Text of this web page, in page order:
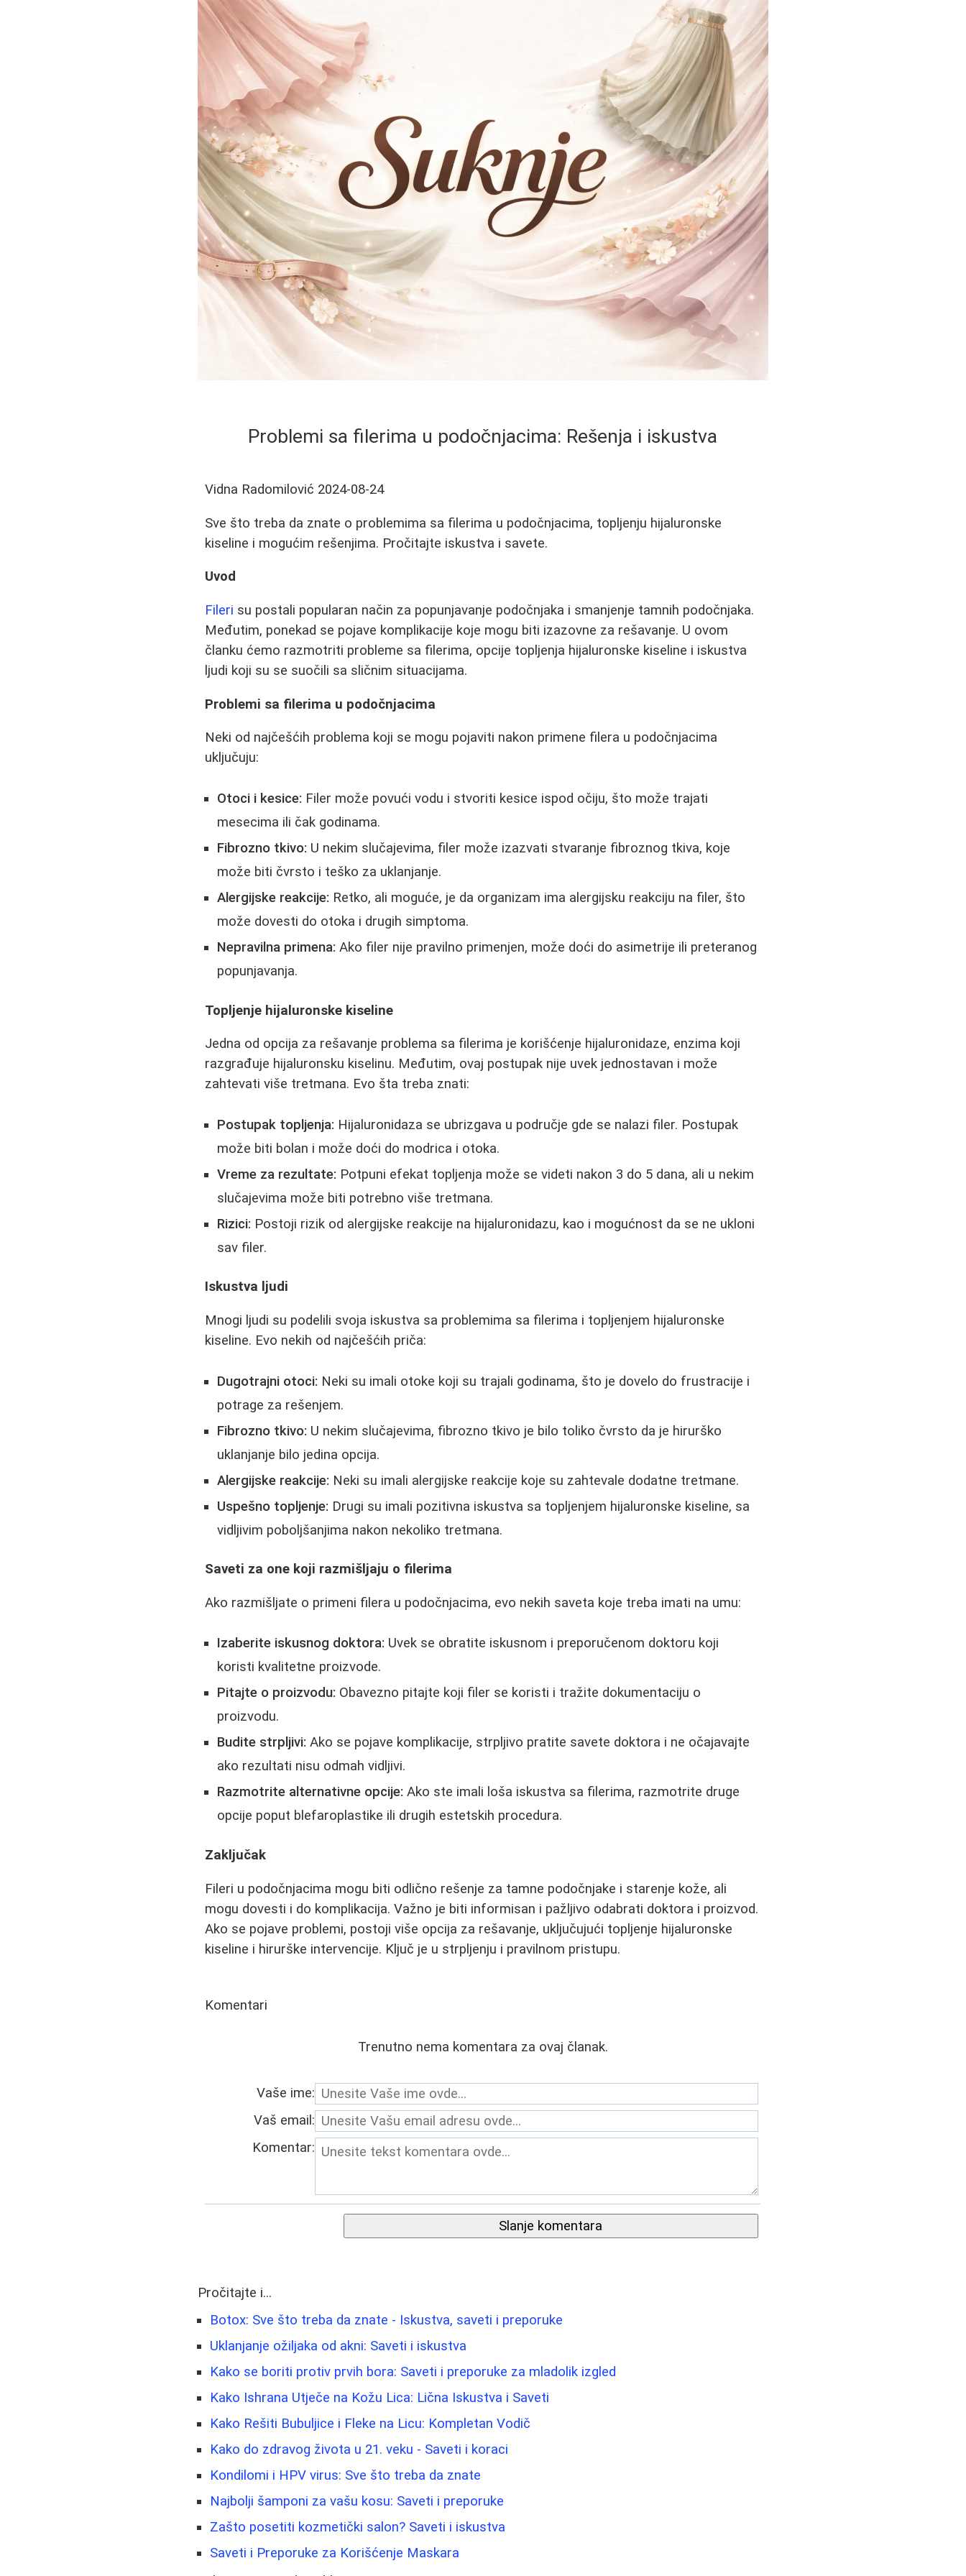
Problemi sa filerima u podočnjacima: Rešenja i iskustva
Vidna Radomilović 2024-08-24
Sve što treba da znate o problemima sa filerima u podočnjacima, topljenju hijaluronske
kiseline i mogućim rešenjima. Pročitajte iskustva i savete.
Uvod
Fileri su postali popularan način za popunjavanje podočnjaka i smanjenje tamnih podočnjaka.
Međutim, ponekad se pojave komplikacije koje mogu biti izazovne za rešavanje. U ovom
članku ćemo razmotriti probleme sa filerima, opcije topljenja hijaluronske kiseline i iskustva
ljudi koji su se suočili sa sličnim situacijama.
Problemi sa filerima u podočnjacima
Neki od najčešćih problema koji se mogu pojaviti nakon primene filera u podočnjacima
uključuju:
Otoci i kesice: Filer može povući vodu i stvoriti kesice ispod očiju, što može trajati
mesecima ili čak godinama.
Fibrozno tkivo: U nekim slučajevima, filer može izazvati stvaranje fibroznog tkiva, koje
može biti čvrsto i teško za uklanjanje.
Alergijske reakcije: Retko, ali moguće, je da organizam ima alergijsku reakciju na filer, što
može dovesti do otoka i drugih simptoma.
Nepravilna primena: Ako filer nije pravilno primenjen, može doći do asimetrije ili preteranog
popunjavanja.
Topljenje hijaluronske kiseline
Jedna od opcija za rešavanje problema sa filerima je korišćenje hijaluronidaze, enzima koji
razgrađuje hijaluronsku kiselinu. Međutim, ovaj postupak nije uvek jednostavan i može
zahtevati više tretmana. Evo šta treba znati:
Postupak topljenja: Hijaluronidaza se ubrizgava u područje gde se nalazi filer. Postupak
može biti bolan i može doći do modrica i otoka.
Vreme za rezultate: Potpuni efekat topljenja može se videti nakon 3 do 5 dana, ali u nekim
slučajevima može biti potrebno više tretmana.
Rizici: Postoji rizik od alergijske reakcije na hijaluronidazu, kao i mogućnost da se ne ukloni
sav filer.
Iskustva ljudi
Mnogi ljudi su podelili svoja iskustva sa problemima sa filerima i topljenjem hijaluronske
kiseline. Evo nekih od najčešćih priča:
Dugotrajni otoci: Neki su imali otoke koji su trajali godinama, što je dovelo do frustracije i
potrage za rešenjem.
Fibrozno tkivo: U nekim slučajevima, fibrozno tkivo je bilo toliko čvrsto da je hirurško
uklanjanje bilo jedina opcija.
Alergijske reakcije: Neki su imali alergijske reakcije koje su zahtevale dodatne tretmane.
Uspešno topljenje: Drugi su imali pozitivna iskustva sa topljenjem hijaluronske kiseline, sa
vidljivim poboljšanjima nakon nekoliko tretmana.
Saveti za one koji razmišljaju o filerima
Ako razmišljate o primeni filera u podočnjacima, evo nekih saveta koje treba imati na umu:
Izaberite iskusnog doktora: Uvek se obratite iskusnom i preporučenom doktoru koji
koristi kvalitetne proizvode.
Pitajte o proizvodu: Obavezno pitajte koji filer se koristi i tražite dokumentaciju o
proizvodu.
Budite strpljivi: Ako se pojave komplikacije, strpljivo pratite savete doktora i ne očajavajte
ako rezultati nisu odmah vidljivi.
Razmotrite alternativne opcije: Ako ste imali loša iskustva sa filerima, razmotrite druge
opcije poput blefaroplastike ili drugih estetskih procedura.
Zaključak
Fileri u podočnjacima mogu biti odlično rešenje za tamne podočnjake i starenje kože, ali
mogu dovesti i do komplikacija. Važno je biti informisan i pažljivo odabrati doktora i proizvod.
Ako se pojave problemi, postoji više opcija za rešavanje, uključujući topljenje hijaluronske
kiseline i hirurške intervencije. Ključ je u strpljenju i pravilnom pristupu.
Komentari
Trenutno nema komentara za ovaj članak.
Vaše ime:
Vaš email:
Komentar:
Slanje komentara
Pročitajte i...
Botox: Sve što treba da znate - Iskustva, saveti i preporuke
Uklanjanje ožiljaka od akni: Saveti i iskustva
Kako se boriti protiv prvih bora: Saveti i preporuke za mladolik izgled
Kako Ishrana Utječe na Kožu Lica: Lična Iskustva i Saveti
Kako Rešiti Bubuljice i Fleke na Licu: Kompletan Vodič
Kako do zdravog života u 21. veku - Saveti i koraci
Kondilomi i HPV virus: Sve što treba da znate
Najbolji šamponi za vašu kosu: Saveti i preporuke
Zašto posetiti kozmetički salon? Saveti i iskustva
Saveti i Preporuke za Korišćenje Maskara